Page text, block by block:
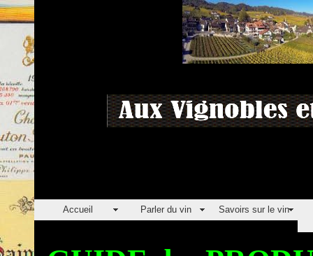
Accueil Parler du vin Savoirs sur le vin